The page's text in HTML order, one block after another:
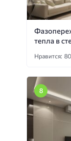
тепла в
Нравится: 80